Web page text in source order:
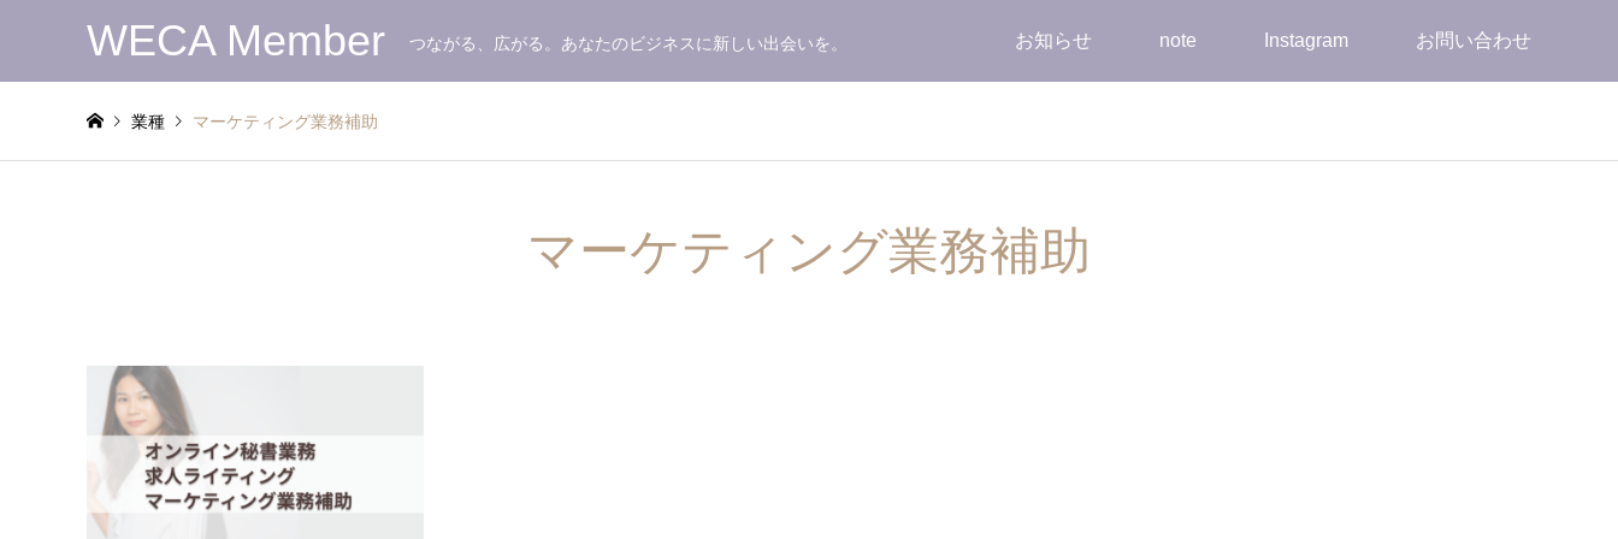
WECA Member つながる、広がる。あなたのビジネスに新しい出会いを。 お知らせ note Instagram お問い合わせ
業種 マーケティング業務補助
マーケティング業務補助